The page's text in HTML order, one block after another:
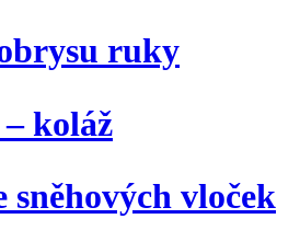
ruky
koláž
sněhových vloček